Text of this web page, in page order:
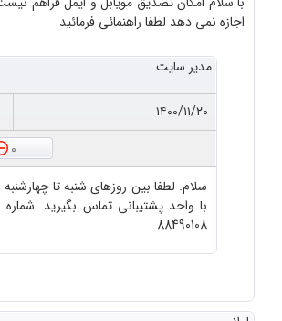
اجازه نمی دهد لطفا راهنمائی فرمائید
مدیر سایت
۱۴۰۰/۱۱/۲۰
0
با واحد پشتیبانی تماس بگیرید. شماره
88490108